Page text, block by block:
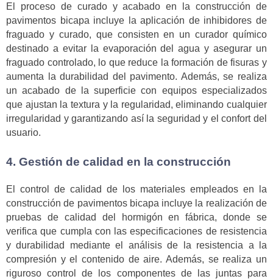
El proceso de curado y acabado en la construcción de
pavimentos bicapa incluye la aplicación de inhibidores de
fraguado y curado, que consisten en un curador químico
destinado a evitar la evaporación del agua y asegurar un
fraguado controlado, lo que reduce la formación de fisuras y
aumenta la durabilidad del pavimento. Además, se realiza
un acabado de la superficie con equipos especializados
que ajustan la textura y la regularidad, eliminando cualquier
irregularidad y garantizando así la seguridad y el confort del
usuario.
4. Gestión de calidad en la construcción
El control de calidad de los materiales empleados en la
construcción de pavimentos bicapa incluye la realización de
pruebas de calidad del hormigón en fábrica, donde se
verifica que cumpla con las especificaciones de resistencia
y durabilidad mediante el análisis de la resistencia a la
compresión y el contenido de aire. Además, se realiza un
riguroso control de los componentes de las juntas para